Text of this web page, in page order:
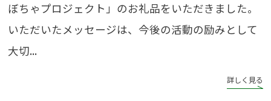
ぼちゃプロジェクト」のお礼品をいただきました。
いただいたメッセージは、今後の活動の励みとして
大切...
詳しく見る